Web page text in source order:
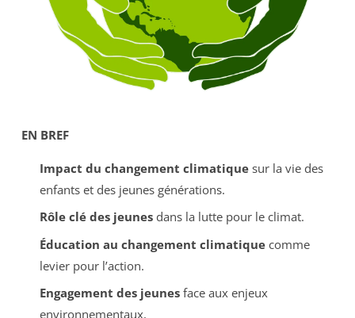
EN BREF
Impact du changement climatiquesur la vie des
enfants et des jeunes générations.
Rôle clé des jeunesdans la lutte pour le climat.
Éducation au changement climatiquecomme
levier pour l’action.
Engagement des jeunesface aux enjeux
environnementaux.